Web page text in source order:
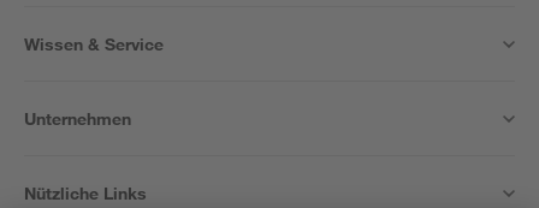
Wissen & Service
Unternehmen
Nützliche Links